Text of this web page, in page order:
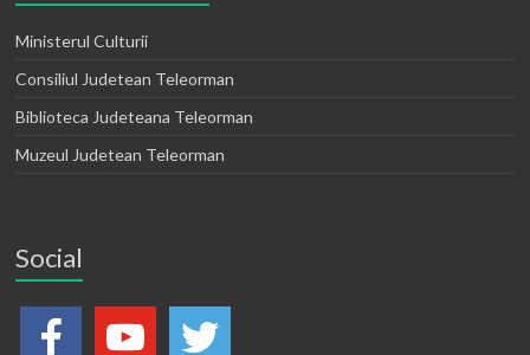
Ministerul Culturii
Consiliul Judetean Teleorman
Biblioteca Judeteana Teleorman
Muzeul Judetean Teleorman
Social